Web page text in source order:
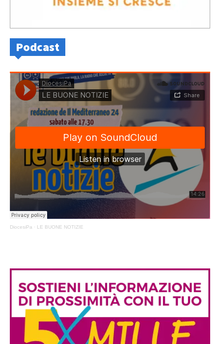
Podcast
DiocesiPa · LE BUONE NOTIZIE